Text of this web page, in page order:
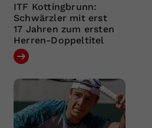
ITF Kottingbrunn:
Schwärzler mit erst
17 Jahren zum ersten
Herren-Doppeltitel